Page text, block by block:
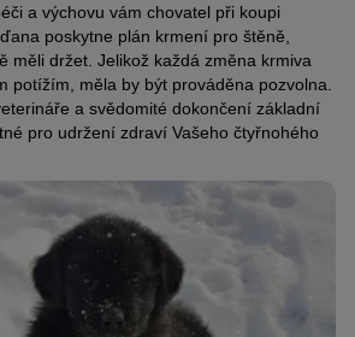
a výchovu vám chovatel při koupi
poskytne plán krmení pro štěně,
měli držet. Jelikož každá změna krmiva
potížím, měla by být prováděna pozvolna.
a svědomité dokončení základní
pro udržení zdraví Vašeho čtyřnohého